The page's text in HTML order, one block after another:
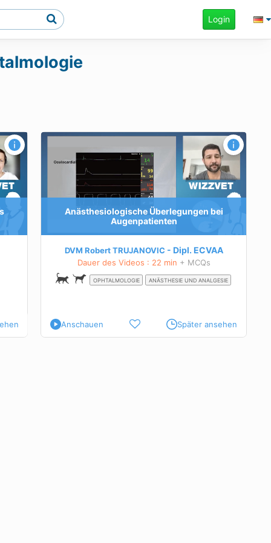
Login
Anästhesiologische Überlegungen bei
Augenpatienten
DVM Robert TRUJANOVIC Dipl. ECVAA
Dauer des Videos : 22 min + MCQs
OPHTALMOLOGIE ANÄSTHESIE UND ANALGESIE
ist
Druck
von
trägt
Anschauen Später ansehen